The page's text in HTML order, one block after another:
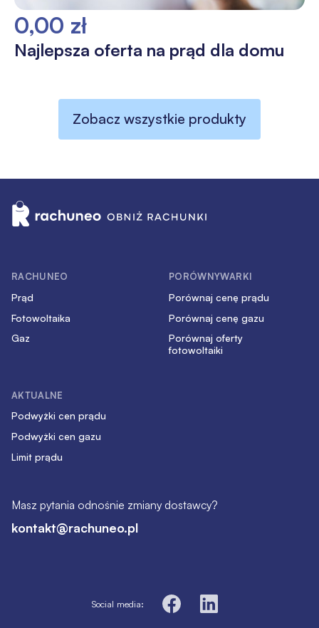
0,00 zł
Najlepsza oferta na prąd dla domu
Zobacz wszystkie produkty
RACHUNEO
Prąd
Fotowoltaika
Gaz
PORÓWNYWARKI
Porównaj cenę prądu
Porównaj cenę gazu
Porównaj oferty
fotowoltaiki
AKTUALNE
Podwyżki cen prądu
Podwyżki cen gazu
Limit prądu
Masz pytania odnośnie zmiany dostawcy?
kontakt@rachuneo.pl
Social media: